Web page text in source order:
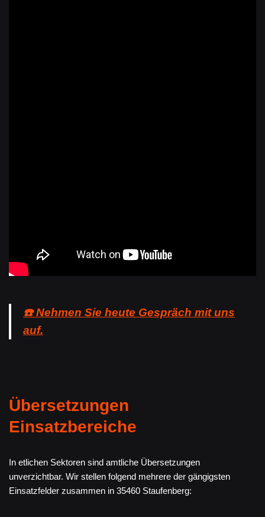
☎️ Nehmen Sie heute Gespräch mit uns
auf.
Übersetzungen
Einsatzbereiche
In etlichen Sektoren sind amtliche Übersetzungen
unverzichtbar. Wir stellen folgend mehrere der gängigsten
Einsatzfelder zusammen in 35460 Staufenberg: